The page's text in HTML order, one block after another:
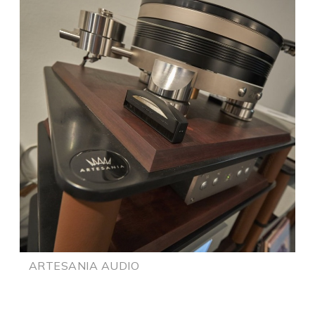
ARTESANIA AUDIO